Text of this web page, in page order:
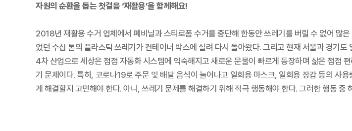
자원의 순환을 돕는 첫걸음 ‘재활용’을 함께해요!
2018년 재활용 수거 업체에서 폐비닐과 스티로폼 수거를 중단해 한동안 쓰레기를 버릴 수 없어 많
었던 수십 톤의 플라스틱 쓰레기가 컨테이너 박스에 실려 다시 돌아왔다. 그리고 현재 서울과 경기
4차 산업으로 세상은 점점 자동화 시스템에 익숙해지고 새로운 문물이 빠르게 등장하며 삶은 점점
기 문제이다. 특히, 코로나19로 주문 및 배달 음식이 늘어나고 일회용 마스크, 일회용 장갑 등의 사
게 해결할지 고민해야 한다. 아니, 쓰레기 문제를 해결하기 위해 적극 행동해야 한다. 그러한 행동 중